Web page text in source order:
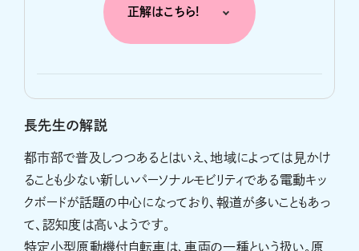
正解はこちら!
長先生の解説
都市部で普及しつつあるとはいえ、地域によっては見かけ
ることも少ない新しいパーソナルモビリティである電動キッ
クボードが話題の中心になっており、報道が多いこともあっ
て、認知度は高いようです。
特定小型原動機付自転車は、車両の一種という扱い。原